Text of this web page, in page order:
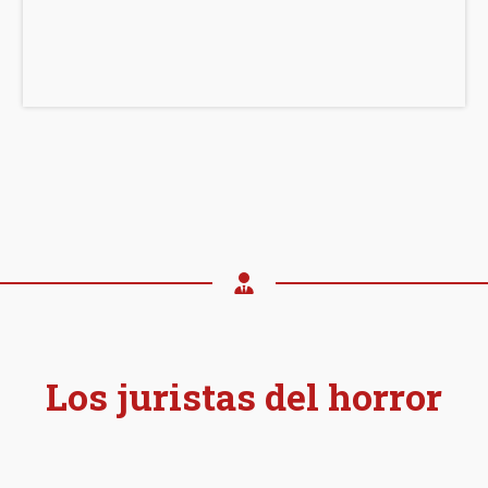
Los juristas del horror